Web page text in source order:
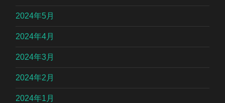
2024年5月
2024年4月
2024年3月
2024年2月
2024年1月